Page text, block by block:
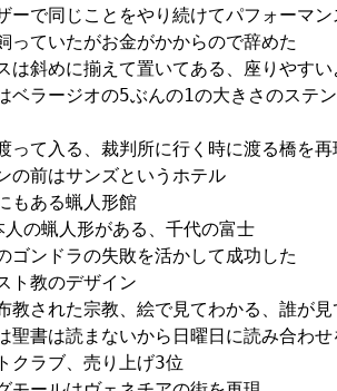
で同じことをやり続けてパフォーマ
ていたがお金がかからので辞めた
斜めに揃えて置いてある、座りやすい
ラージオの5ぶんの1の大きさのステ
て入る、裁判所に行く時に渡る橋を再
の前はサンズというホテル
もある蝋人形館
の蝋人形がある、千代の富士
ンドラの失敗を活かして成功した
ト教のデザイン
された宗教、絵で見てわかる、誰が
書は読まないから日曜日に読み合わ
クラブ、売り上げ3位